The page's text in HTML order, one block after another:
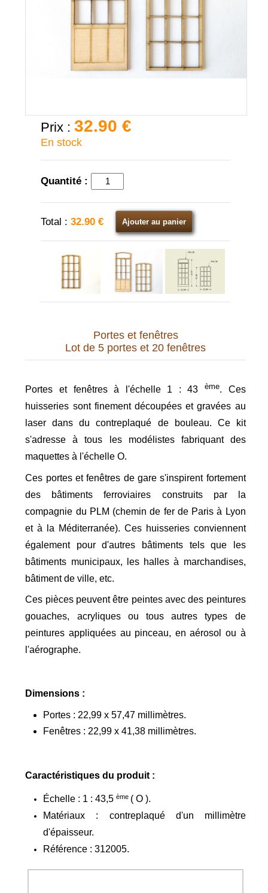
Prix :32.90 €
En stock
Quantité :
Total :32.90 € Ajouter au panier
Portes et fenêtres
Lot de 5 portes et 20 fenêtres
Portes et fenêtres à l'échelle 1 : 43 ème. Ces
huisseries sont finement découpées et gravées au
laser dans du contreplaqué de bouleau. Ce kit
s'adresse à tous les modélistes fabriquant des
maquettes à l'échelle O.
Ces portes et fenêtres de gare s'inspirent fortement
des bâtiments ferroviaires construits par la
compagnie du PLM (chemin de fer de Paris à Lyon
et à la Méditerranée). Ces huisseries conviennent
également pour d'autres bâtiments tels que les
bâtiments municipaux, les halles à marchandises,
bâtiment de ville, etc.
Ces pièces peuvent être peintes avec des peintures
gouaches, acryliques ou tous autres types de
peintures appliquées au pinceau, en aérosol ou à
l'aérographe.
Dimensions :
Portes : 22,99 x 57,47 millimètres.
Fenêtres : 22,99 x 41,38 millimètres.
Caractéristiques du produit :
Échelle : 1 : 43,5 ème ( O ).
Matériaux : contreplaqué d'un millimètre
d'épaisseur.
Référence :312005.